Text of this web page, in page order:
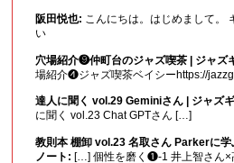
阪田悦也: こんにちは。はじめまして。
い
穴場紹介❾仲町台のジャズ喫茶 | ジャズ
場紹介❹ジャズ喫茶ベイシーhttps://
達人に聞く vol.29 Geminiさん | ジャズ
に聞く vol.23 Chat GPTさん […]
教則本 棚卸 vol.23 名取さん Parkerに
ノート: […] 個性を磨く❶-1 井上智さん×